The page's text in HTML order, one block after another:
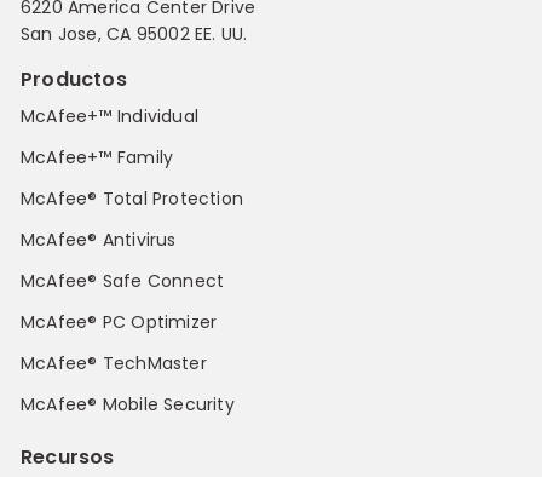
6220 America Center Drive
San Jose, CA 95002 EE. UU.
Productos
McAfee+™ Individual
McAfee+™ Family
McAfee® Total Protection
McAfee® Antivirus
McAfee® Safe Connect
McAfee® PC Optimizer
McAfee® TechMaster
McAfee® Mobile Security
Recursos